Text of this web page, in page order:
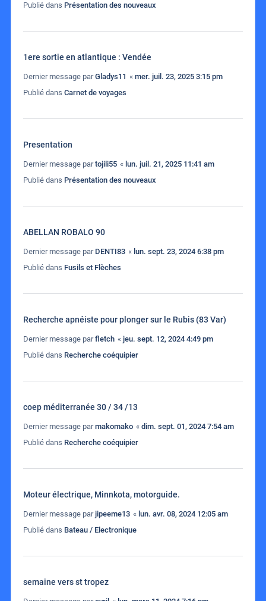
Publié dans Présentation des nouveaux
1ere sortie en atlantique : Vendée
Dernier message parGladys11 « mer. juil. 23, 2025 3:15 pm
Publié dans Carnet de voyages
Presentation
Dernier message partojili55 « lun. juil. 21, 2025 11:41 am
Publié dans Présentation des nouveaux
ABELLAN ROBALO 90
Dernier message par DENTI83 « lun. sept. 23, 2024 6:38 pm
Publié dans Fusils et Flèches
Recherche apnéiste pour plonger sur le Rubis (83 Var)
Dernier message parfletch « jeu. sept. 12, 2024 4:49 pm
Publié dans Recherche coéquipier
coep méditerranée 30 / 34 /13
Dernier message parmakomako « dim. sept. 01, 2024 7:54 am
Publié dans Recherche coéquipier
Moteur électrique, Minnkota, motorguide.
Dernier message parjipeeme13 « lun. avr. 08, 2024 12:05 am
Publié dans Bateau / Electronique
semaine vers st tropez